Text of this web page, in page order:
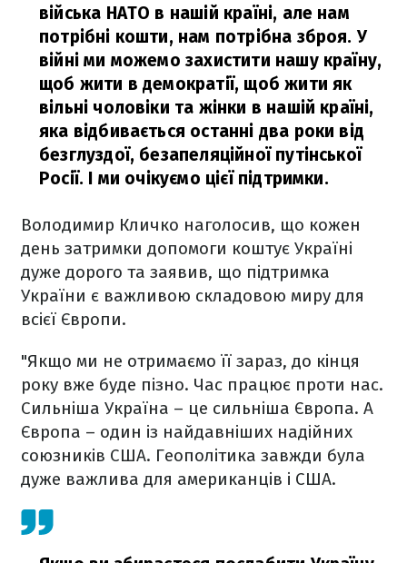
війська НАТО в нашій країні, але нам
потрібні кошти, нам потрібна зброя. У
війні ми можемо захистити нашу країну,
щоб жити в демократії, щоб жити як
вільні чоловіки та жінки в нашій країні,
яка відбивається останні два роки від
безглуздої, безапеляційної путінської
Росії. І ми очікуємо цієї підтримки.
Володимир Кличко наголосив, що кожен
день затримки допомоги коштує Україні
дуже дорого та заявив, що підтримка
України є важливою складовою миру для
всієї Європи.
"Якщо ми не отримаємо її зараз, до кінця
року вже буде пізно. Час працює проти нас.
Сильніша Україна – це сильніша Європа. А
Європа – один із найдавніших надійних
союзників США. Геополітика завжди була
дуже важлива для американців і США.